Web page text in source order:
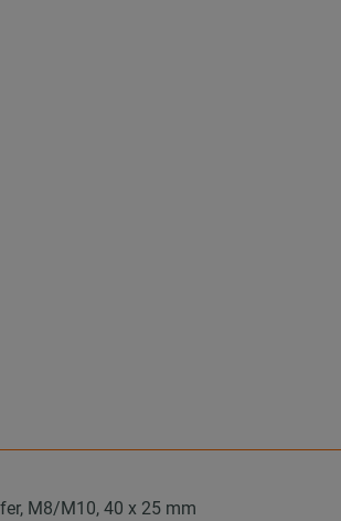
M8/M10, 40 x 25 mm